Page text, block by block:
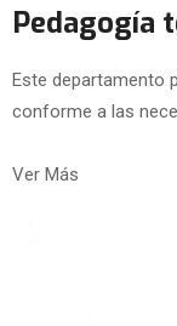
Pedagogía
Este departamento
conforme a las
Ver Más